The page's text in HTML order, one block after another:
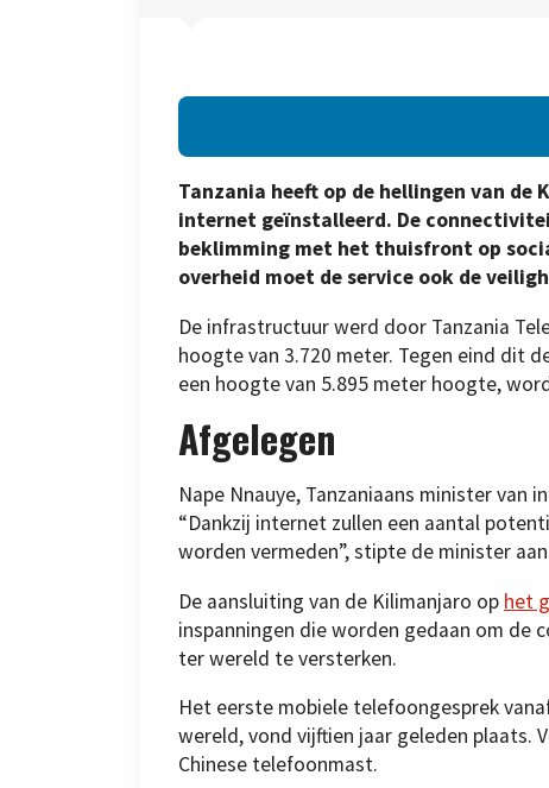
Tanzania heeft op de hellingen van
internet geïnstalleerd. De
beklimming met het thuisfront op
overheid moet de service ook de
De infrastructuur werd door Tanzania
hoogte van 3.720 meter. Tegen eind dit
een hoogte van 5.895 meter hoogte,
Afgelegen
Nape Nnauye, Tanzaniaans minister van
“Dankzij internet zullen een aantal
worden vermeden”, stipte de minister
De aansluiting van de Kilimanjaro op het
inspanningen die worden gedaan om de
ter wereld te versterken.
Het eerste mobiele telefoongesprek
wereld, vond vijftien jaar geleden plaats.
Chinese telefoonmast.